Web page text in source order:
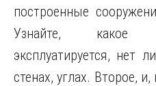
построенные
Узнайте, какое
эксплуатируется, нет
стенах, углах. Второе,